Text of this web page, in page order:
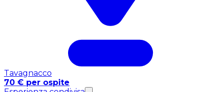
Tavagnacco
70 € per ospite